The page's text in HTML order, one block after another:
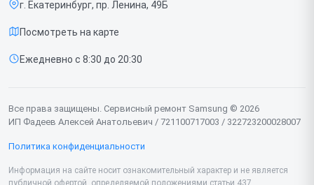
Доставка и способы оплаты
Диагностика
Контакты
Принтеров
г. Екатеринбург, пр. Ленина, 49Б
Посмотреть на карте
Ежедневно с 8:30 до 20:30
Все права защищены. Сервисный ремонт Samsung © 2026
ИП Фадеев Алексей Анатольевич / 721100717003 / 322723200028007
Политика конфиденциальности
Информация на сайте носит ознакомительный характер и не является
публичной офертой, определяемой положениями статьи 437